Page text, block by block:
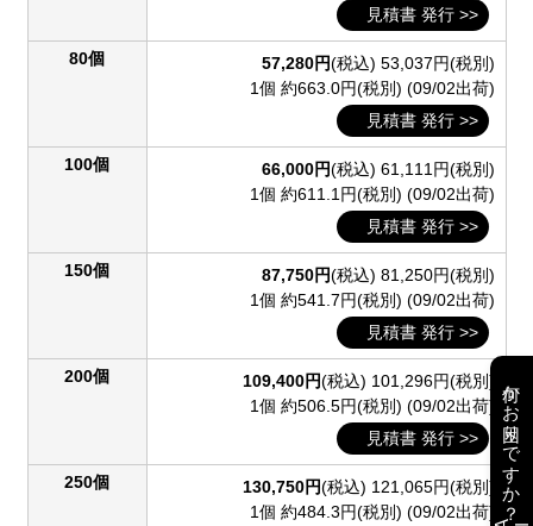
見積書 発行 >>
80個 57,280円(税込) 53,037円(税別)
1個 約663.0円(税別) (09/02出荷)
見積書 発行 >>
100個 66,000円(税込) 61,111円(税別)
1個 約611.1円(税別) (09/02出荷)
見積書 発行 >>
150個 87,750円(税込) 81,250円(税別)
1個 約541.7円(税別) (09/02出荷)
見積書 発行 >>
200個 109,400円(税込) 101,296円(税別)
1個 約506.5円(税別) (09/02出荷)
見積書 発行 >>
250個 130,750円(税込) 121,065円(税別)
1個 約484.3円(税別) (09/02出荷) 何かお困りですか？